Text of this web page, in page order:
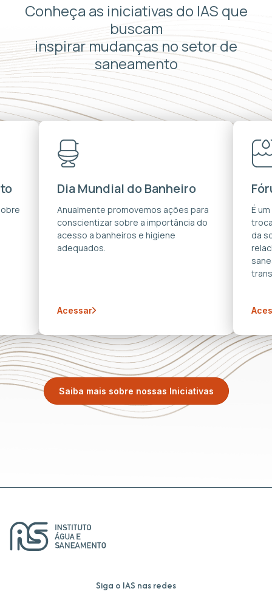
Conheça as iniciativas do IAS que
buscam
inspirar mudanças no setor de
saneamento
Dia Mundial do Banheiro
Anualmente promovemos ações para
conscientizar sobre a importância do
acesso a banheiros e higiene
adequados.
Acessar
É
da
Saiba mais sobre nossas Iniciativas
Siga o IAS nas redes